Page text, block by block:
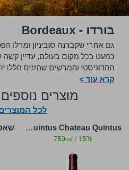
בורדו - Bordeaux
גם אחרי שקברנה סוביניון ומרלו
כמעט בכל מקום בעולם, עדיין
ההדוניסטי והמרשים שהזנים הללו
שבדרום-מערב צרפת. בין אם מדובר
כאשר הם במיטבם יינות בורדו
למשך עשרות שנים. לא בכדי, מדובר
הקלאסיים, החשובים והמפורסמים
קרא עוד >
מוצרים
לכל
Le Dragon de Quintus Chateau Quintus
750ml / 15%